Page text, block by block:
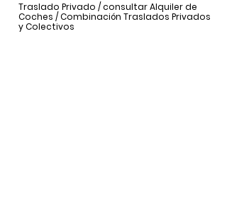
Traslado Privado / consultar Alquiler de
Coches / Combinación Traslados Privados
y Colectivos